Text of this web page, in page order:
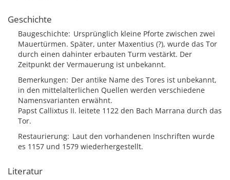
Geschichte
Baugeschichte Ursprünglich kleine Pforte zwischen zwei
Mauertürmen. Später, unter Maxentius (?), wurde das Tor
durch einen dahinter erbauten Turm vestärkt. Der
Zeitpunkt der Vermauerung ist unbekannt.
Bemerkungen
Der antike Name des Tores ist unbekannt,
in den mittelalterlichen Quellen werden verschiedene
Namensvarianten erwähnt.
Papst Callixtus II. leitete 1122 den Bach Marrana durch das
Tor.
Restaurierung Laut den vorhandenen Inschriften wurde
es 1157 und 1579 wiederhergestellt.
Literatur